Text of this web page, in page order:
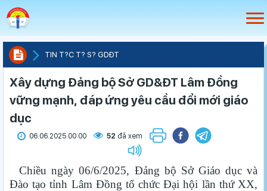
TIN T?C T? S? GDÐT
Xây dựng Đảng bộ Sở GD&ĐT Lâm Đồng
vững mạnh, đáp ứng yêu cầu đổi mới giáo
dục
06.06.2025 00:00 52 đã xem
Chiều ngày 06/6/2025, Đảng bộ Sở Giáo dục và
Đào tạo tỉnh Lâm Đồng tổ chức Đại hội lần thứ XX,